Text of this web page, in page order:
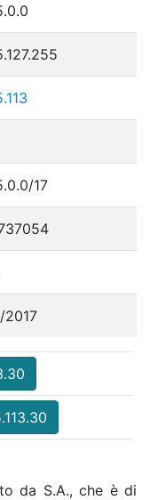
17
2017
da S.A., che è di